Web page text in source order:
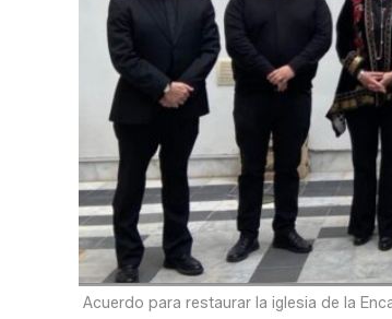
Acuerdo para restaurar la iglesia de la